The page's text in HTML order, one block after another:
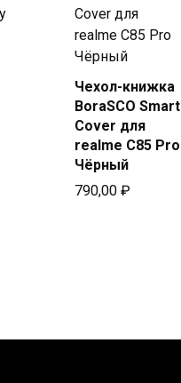
Купить
в Beeline
Чехол-книжка
BoraSCO Smart
Cover для
realme C85 Pro
Чёрный
790,00 ₽